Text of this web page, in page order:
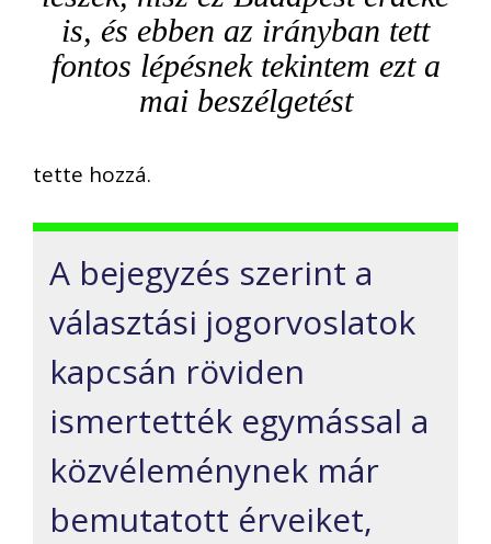
is, és ebben az irányban tett
fontos lépésnek tekintem ezt a
mai beszélgetést
tette hozzá.
A bejegyzés szerint a
választási jogorvoslatok
kapcsán röviden
ismertették egymással a
közvéleménynek már
bemutatott érveiket,